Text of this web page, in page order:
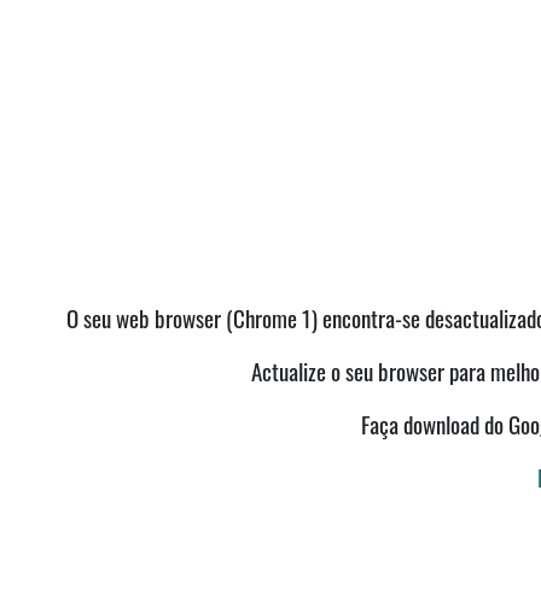
O seu web browser (Chrome 1) encontra-se
Actualize o seu browser para
Faça download do